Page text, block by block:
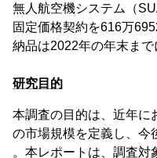
無人航空機システム（
固定価格契約を616万
納品は2022年の年末まで
研究目的
本調査の目的は、近年に
の市場規模を定義し、今
。本レポートは、調査対